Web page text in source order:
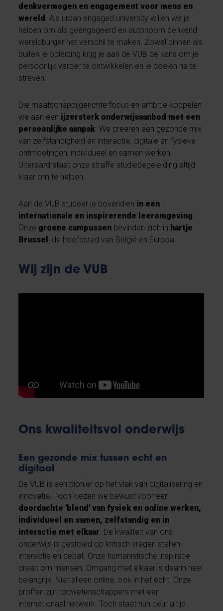
denkvermogen en engagement voor mens en
wereld
. Als urban engaged university willen we je
helpen om als geëngageerd en autonoom denkend
wereldburger het verschil te maken. Zowel binnen als
buiten je opleiding krijg je aan de VUB de kans om je
persoonlijk verder te ontwikkelen en je doelen na te
streven.
Die maatschappijgerichte focus en ambitie koppelen
we aan een ijzersterk onderwijsaanbod met een
persoonlijke aanpak . We creëren een gezonde mix
van zelfstandigheid én interactie, digitale én fysieke
ontmoetingen, individueel en samen werken.
Uiteraard staat onze straffe studiebegeleiding altijd
klaar om te helpen.
Aan de VUB studeer je bovendien in een
internationale en inspirerende leeromgeving
Onze groene campussen bevinden zich in hartje
Brussel , de hoofdstad van België en Europa.
Wij zijn de VUB
Ons kwaliteitsvol onderwijs
Een gezonde mix tussen echt en
digitaal
De VUB is een pionier op het vlak van digitalisering en
innovatie. Toch kiezen we bewust voor een
doordachte 'blend' van fysiek en online werken,
individueel en samen, zelfstandig en in
interactie met elkaar . De kwaliteit van ons
onderwijs is gestoeld op kritisch vragen stellen,
interactie en debat. Onze humanistische inspiratie
draait om mensen. Omgang met elkaar is daarin heel
belangrijk. Niet alleen online, ook in het écht. Onze
proffen zijn topwetenschappers met een
internationaal netwerk. Toch staat hun deur altijd